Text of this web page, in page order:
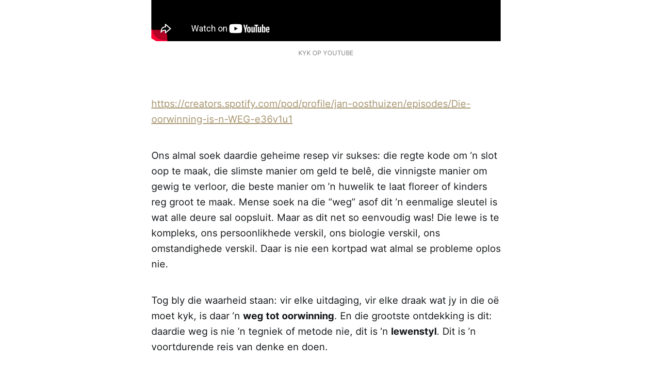
KYK OP YOUTUBE
https://creators.spotify.com/pod/profile/jan-oosthuizen/episodes/Die-
oorwinning-is-n-WEG-e36v1u1
Ons almal soek daardie geheime resep vir sukses: die regte kode om ’n slot
oop te maak, die slimste manier om geld te belê, die vinnigste manier om
gewig te verloor, die beste manier om ’n huwelik te laat floreer of kinders
reg groot te maak. Mense soek na die “weg” asof dit ’n eenmalige sleutel is
wat alle deure sal oopsluit. Maar as dit net so eenvoudig was! Die lewe is te
kompleks, ons persoonlikhede verskil, ons biologie verskil, ons
omstandighede verskil. Daar is nie een kortpad wat almal se probleme oplos
nie.
Tog bly die waarheid staan: vir elke uitdaging, vir elke draak wat jy in die oë
moet kyk, is daar ’n weg tot oorwinning. En die grootste ontdekking is dit:
daardie weg is nie ’n tegniek of metode nie, dit is ’n lewenstyl. Dit is ’n
voortdurende reis van denke en doen.